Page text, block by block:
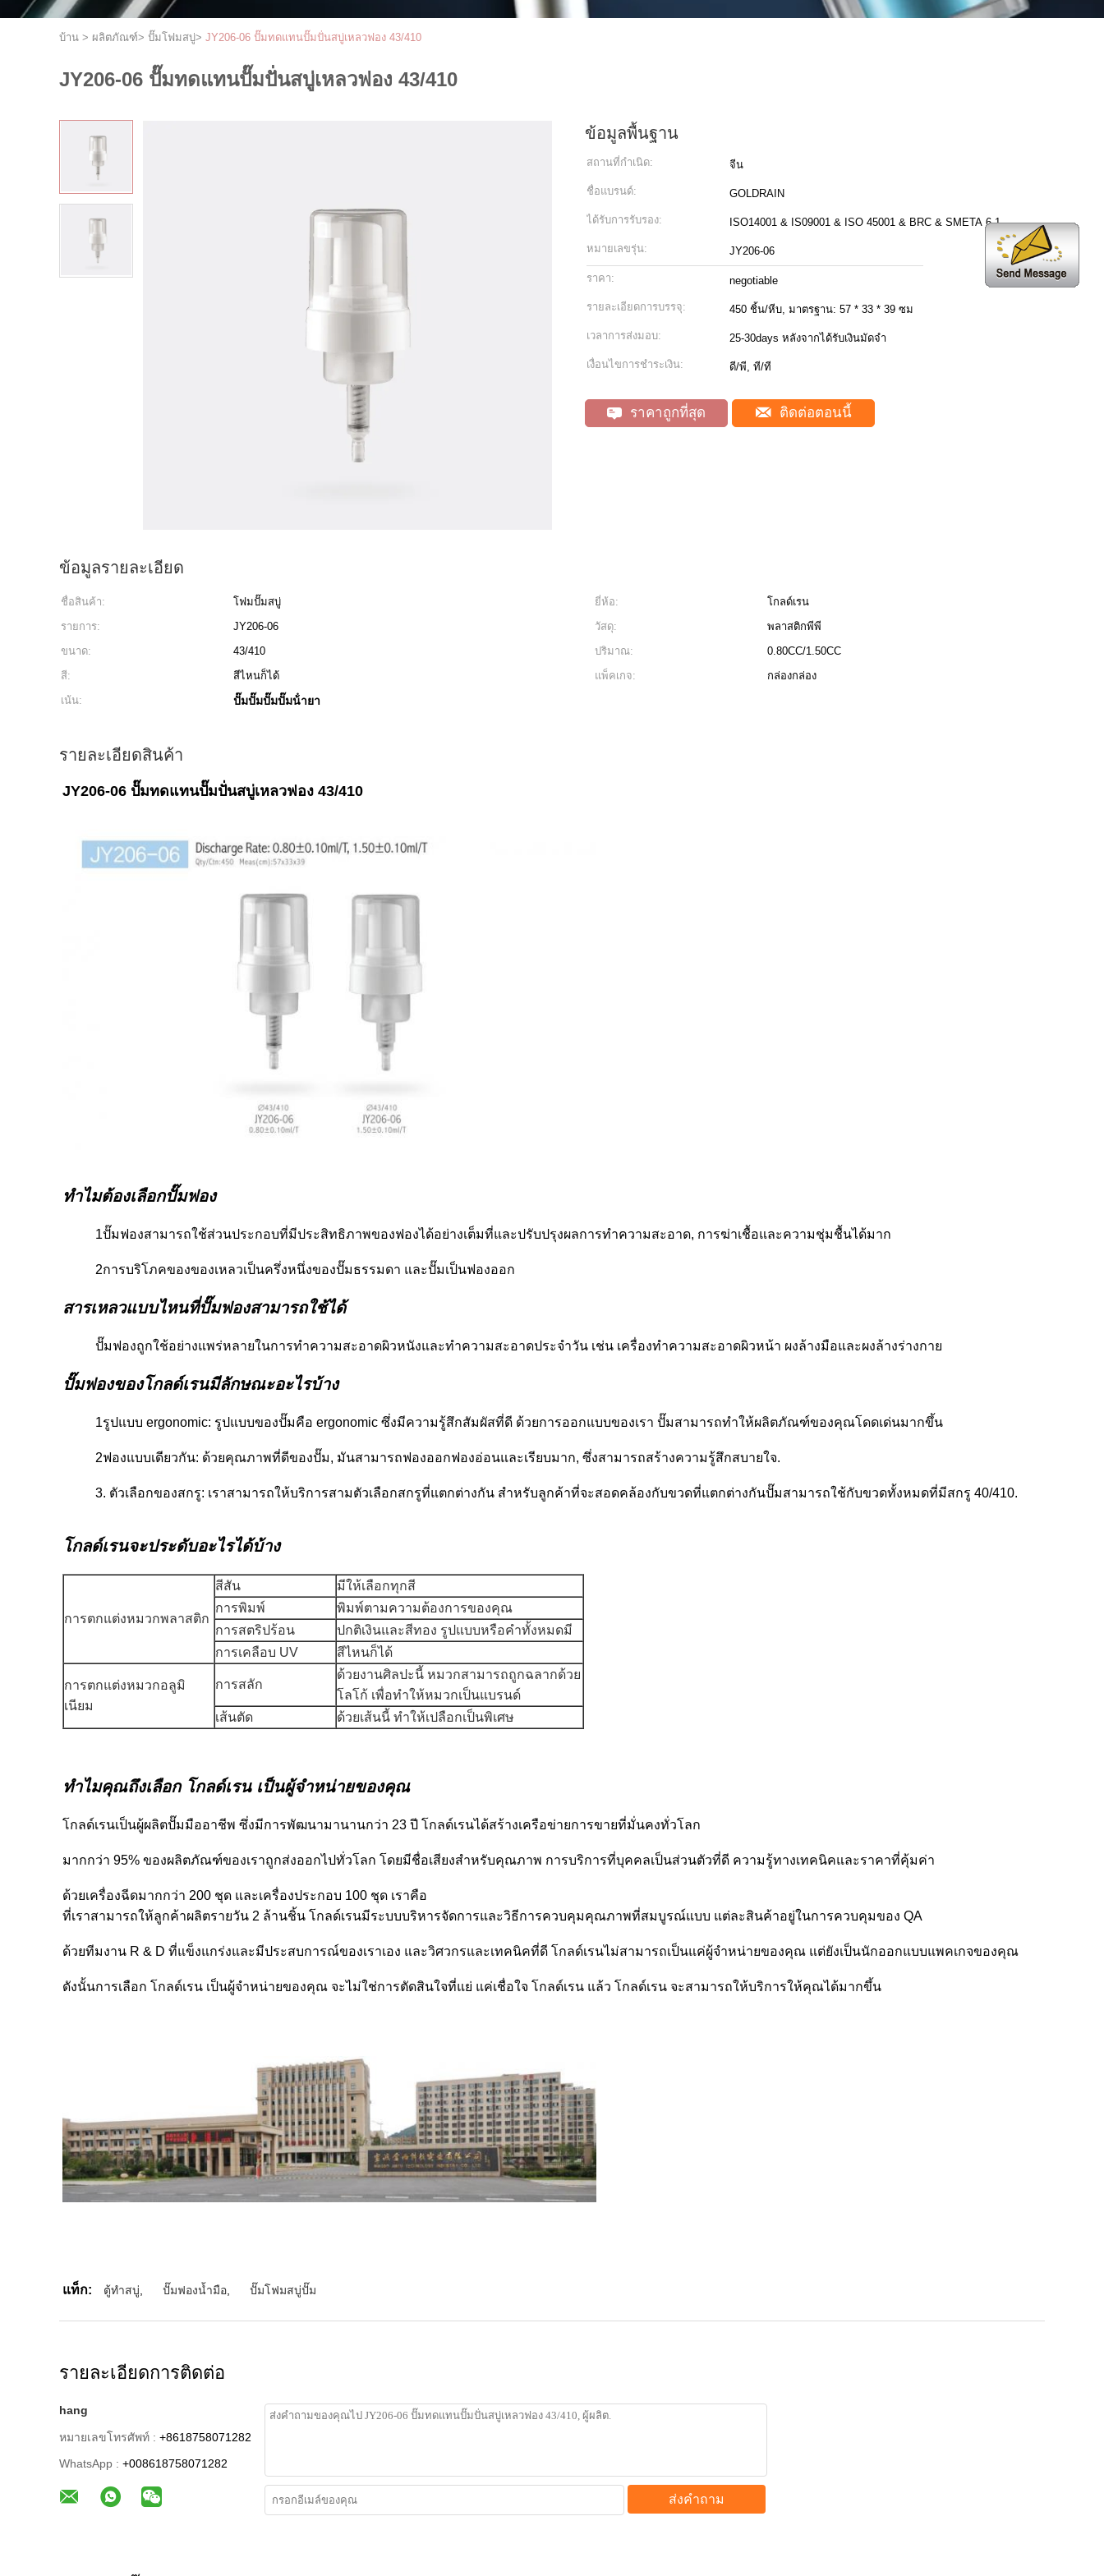
บ้าน > ผลิตภัณฑ์> ปั๊มโฟมสบู่> JY206-06 ปั๊มทดแทนปั๊มปั่นสบู่เหลวฟอง 43/410
JY206-06 ปั๊มทดแทนปั๊มปั่นสบู่เหลวฟอง 43/410
ข้อมูลพื้นฐาน
สถานที่กำเนิด: จีน
ชื่อแบรนด์: GOLDRAIN
ได้รับการรับรอง: ISO14001 & IS09001 & ISO 45001 & BRC & SMETA 6.1
หมายเลขรุ่น: JY206-06
ราคา: negotiable
รายละเอียดการบรรจุ: 450 ชิ้น/หีบ, มาตรฐาน: 57 * 33 * 39 ซม
เวลาการส่งมอบ: 25-30days หลังจากได้รับเงินมัดจำ
เงื่อนไขการชำระเงิน: ดี/พี, ที/ที
ราคาถูกที่สุด ติดต่อตอนนี้
ข้อมูลรายละเอียด
ชื่อสินค้า: โฟมปั๊มสบู่ ยี่ห้อ:
โกลด์เรน
รายการ:
JY206-06 วัสดุ:
พลาสติกพีพี
ขนาด:
43/410 ปริมาณ:
0.80CC/1.50CC
สี:
สีไหนก็ได้ แพ็คเกจ:
กล่องกล่อง
เน้น:
ปั๊มปั๊มปั๊มปั๊มน้ํายา
รายละเอียดสินค้า
JY206-06 ปั๊มทดแทนปั๊มปั่นสบู่เหลวฟอง 43/410
ทําไมต้องเลือกปั๊มฟอง
1ปั๊มฟองสามารถใช้ส่วนประกอบที่มีประสิทธิภาพของฟองได้อย่างเต็มที่และปรับปรุงผลการทําความสะอาด, การฆ่าเชื้อและความชุ่มชื้นได้มาก
2การบริโภคของของเหลวเป็นครึ่งหนึ่งของปั๊มธรรมดา และปั๊มเป็นฟองออก
สารเหลวแบบไหนที่ปั๊มฟองสามารถใช้ได้
ปั๊มฟองถูกใช้อย่างแพร่หลายในการทําความสะอาดผิวหนังและทําความสะอาดประจําวัน เช่น เครื่องทําความสะอาดผิวหน้า ผงล้างมือและผงล้างร่างกาย
ปั๊มฟองของโกลด์เรนมีลักษณะอะไรบ้าง
1รูปแบบ ergonomic: รูปแบบของปั๊มคือ ergonomic ซึ่งมีความรู้สึกสัมผัสที่ดี ด้วยการออกแบบของเรา ปั๊มสามารถทําให้ผลิตภัณฑ์ของคุณโดดเด่นมากขึ้น
2ฟองแบบเดียวกัน: ด้วยคุณภาพที่ดีของปั๊ม, มันสามารถฟองออกฟองอ่อนและเรียบมาก, ซึ่งสามารถสร้างความรู้สึกสบายใจ.
3. ตัวเลือกของสกรู: เราสามารถให้บริการสามตัวเลือกสกรูที่แตกต่างกัน สําหรับลูกค้าที่จะสอดคล้องกับขวดที่แตกต่างกันปั๊มสามารถใช้กับขวดทั้งหมดที่มีสกรู 40/410.
โกลด์เรนจะประดับอะไรได้บ้าง
การตกแต่งหมวกพลาสติก
สีสัน
มีให้เลือกทุกสี
การพิมพ์
พิมพ์ตามความต้องการของคุณ
การสตริปร้อน
ปกติเงินและสีทอง รูปแบบหรือคําทั้งหมดมี
การเคลือบ UV
สีไหนก็ได้
การตกแต่งหมวกอลูมิ
เนียม
การสลัก
ด้วยงานศิลปะนี้ หมวกสามารถถูกฉลากด้วย
โลโก้ เพื่อทําให้หมวกเป็นแบรนด์
เส้นตัด
ด้วยเส้นนี้ ทําให้เปลือกเป็นพิเศษ
ทําไมคุณถึงเลือก โกลด์เรน เป็นผู้จําหน่ายของคุณ
โกลด์เรนเป็นผู้ผลิตปั๊มมืออาชีพ ซึ่งมีการพัฒนามานานกว่า 23 ปี โกลด์เรนได้สร้างเครือข่ายการขายที่มั่นคงทั่วโลก
มากกว่า 95% ของผลิตภัณฑ์ของเราถูกส่งออกไปทั่วโลก โดยมีชื่อเสียงสําหรับคุณภาพ การบริการที่บุคคลเป็นส่วนตัวที่ดี ความรู้ทางเทคนิคและราคาที่คุ้มค่า
ด้วยเครื่องฉีดมากกว่า 200 ชุด และเครื่องประกอบ 100 ชุด เราคือ
ที่เราสามารถให้ลูกค้าผลิตรายวัน 2 ล้านชิ้น โกลด์เรนมีระบบบริหารจัดการและวิธีการควบคุมคุณภาพที่สมบูรณ์แบบ แต่ละสินค้าอยู่ในการควบคุมของ QA
ด้วยทีมงาน R & D ที่แข็งแกร่งและมีประสบการณ์ของเราเอง และวิศวกรและเทคนิคที่ดี โกลด์เรนไม่สามารถเป็นแค่ผู้จําหน่ายของคุณ แต่ยังเป็นนักออกแบบแพคเกจของคุณ
ดังนั้นการเลือก โกลด์เรน เป็นผู้จําหน่ายของคุณ จะไม่ใช่การตัดสินใจที่แย่ แค่เชื่อใจ โกลด์เรน แล้ว โกลด์เรน จะสามารถให้บริการให้คุณได้มากขึ้น
แท็ก: ตู้ทำสบู่, ปั๊มฟองน้ำมือ, ปั๊มโฟมสบู่ปั๊ม
รายละเอียดการติดต่อ
hang
หมายเลขโทรศัพท์ : +8618758071282
WhatsApp : +008618758071282
ส่งคำถาม